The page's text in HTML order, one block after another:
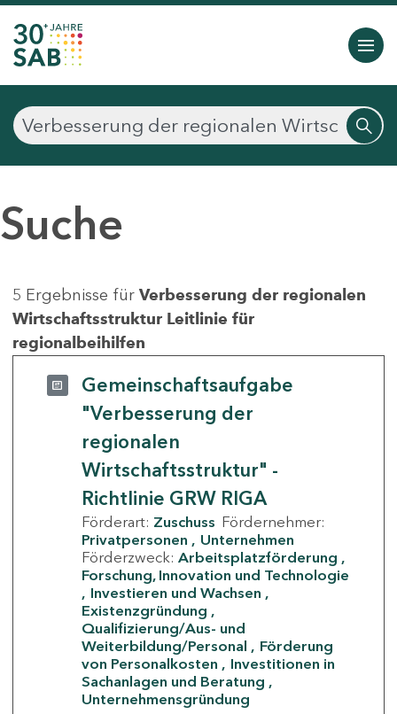
Suche
5 Ergebnisse für Verbesserung der regionalen
Wirtschaftsstruktur Leitlinie für
regionalbeihilfen
Gemeinschaftsaufgabe
"Verbesserung der
regionalen
Wirtschaftsstruktur" -
Richtlinie GRW RIGA
Förderart: Zuschuss Fördernehmer:
Privatpersonen
Unternehmen
Förderzweck: Arbeitsplatzförderung
Forschung, Innovation und Technologie
Investieren und Wachsen
Existenzgründung
Qualifizierung/Aus- und
Weiterbildung/Personal
Förderung
von Personalkosten
Investitionen in
Sachanlagen und Beratung
Unternehmensgründung